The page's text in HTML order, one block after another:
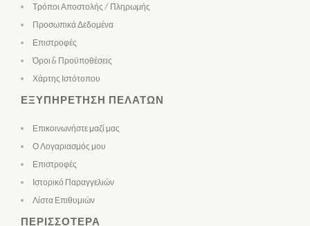
Τρόποι Αποστολής / Πληρωμής
Προσωπικά Δεδομένα
Επιστροφές
Όροι & Προϋποθέσεις
Χάρτης Ιστότοπου
ΕΞΥΠΗΡΈΤΗΣΗ ΠΕΛΑΤΏΝ
Επικοινωνήστε μαζί μας
Ο Λογαριασμός μου
Επιστροφές
Ιστορικό Παραγγελιών
Λίστα Επιθυμιών
ΠΕΡΙΣΣΌΤΕΡΑ